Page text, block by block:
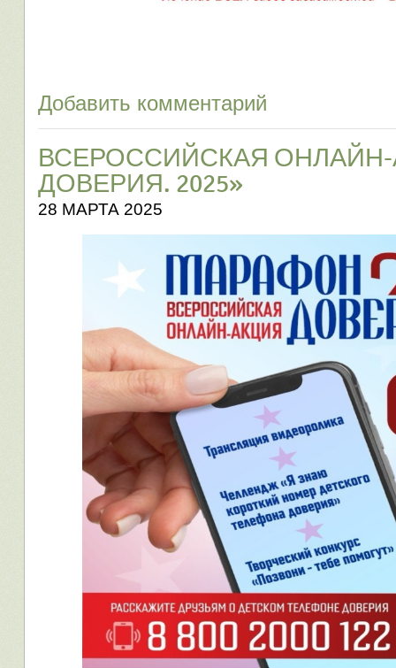
Добавить комментарий
ВСЕРОССИЙСКАЯ
ДОВЕРИЯ. 2025»
28 МАРТА 2025